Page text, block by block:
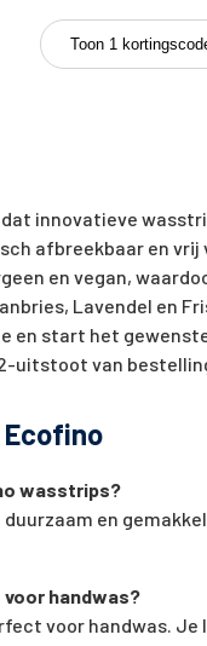
Toon 1
innovatieve
afbreekbaar en
en vegan,
Lavendel en
en start het
uitstoot van
wasstrips?
en
handwas?
voor handwas.